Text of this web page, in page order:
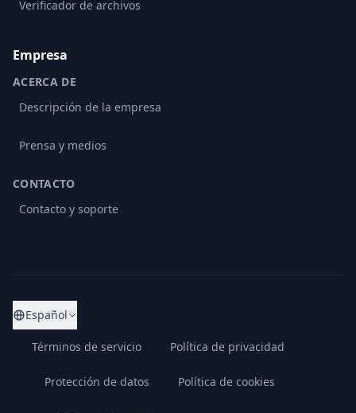
Verificador de archivos
Empresa
ACERCA DE
Descripción de la empresa
Prensa y medios
CONTACTO
Contacto y soporte
Español
Términos de servicio Política de privacidad
Protección de datos Política de cookies